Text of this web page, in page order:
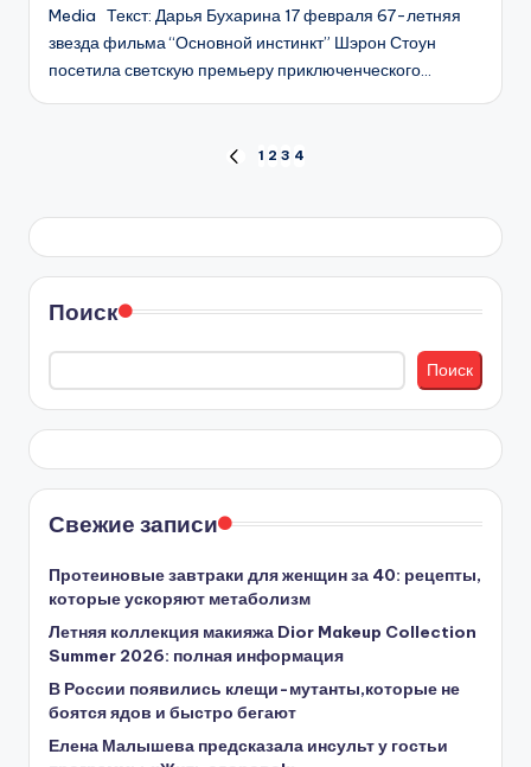
Media Текст: Дарья Бухарина 17 февраля 67-летняя
звезда фильма “Основной инстинкт” Шэрон Стоун
посетила светскую премьеру приключенческого…
записей
ПРЕД.
1 2 3 4
Поиск
Поиск
Свежие записи
Протеиновые завтраки для женщин за 40: рецепты,
которые ускоряют метаболизм
Летняя коллекция макияжа Dior Makeup Collection
Summer 2026: полная информация
В России появились клещи-мутанты,которые не
боятся ядов и быстро бегают
Елена Малышева предсказала инсульт у гостьи